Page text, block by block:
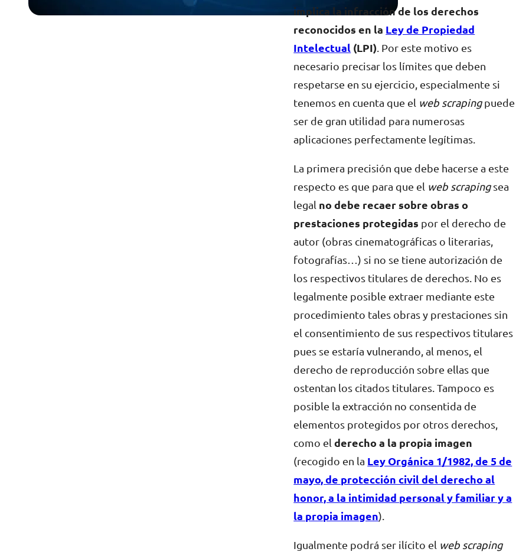
implica la infracción de los derechos
reconocidos en la Ley de Propiedad
Intelectual (LPI). Por este motivo es
necesario precisar los límites que deben
respetarse en su ejercicio, especialmente si
tenemos en cuenta que el web scrapingpuede
ser de gran utilidad para numerosas
aplicaciones perfectamente legítimas.
La primera precisión que debe hacerse a este
respecto es que para que el web scrapingsea
legal no debe recaer sobre obras o
prestaciones protegidas por el derecho de
autor (obras cinematográficas o literarias,
fotografías…) si no se tiene autorización de
los respectivos titulares de derechos. No es
legalmente posible extraer mediante este
procedimiento tales obras y prestaciones sin
el consentimiento de sus respectivos titulares
pues se estaría vulnerando, al menos, el
derecho de reproducción sobre ellas que
ostentan los citados titulares. Tampoco es
posible la extracción no consentida de
elementos protegidos por otros derechos,
como elderecho a la propia imagen
(recogido en la Ley Orgánica 1/1982, de 5 de
mayo, de protección civil del derecho al
honor, a la intimidad personal y familiar y a
la propia imagen).
Igualmente podrá ser ilícito el web scraping